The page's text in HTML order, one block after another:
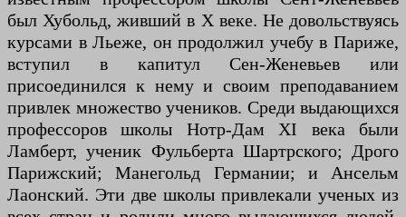
был Хубольд, живший в X веке. Не довольствуясь
курсами в Льеже, он продолжил учебу в Париже,
вступил в капитул Сен-Женевьев или
присоединился к нему и своим преподаванием
привлек множество учеников. Среди выдающихся
профессоров школы Нотр-Дам XI века были
Ламберт, ученик Фульберта Шартрского; Дрого
Парижский; Манегольд Германии; и Ансельм
Лаонский. Эти две школы привлекали ученых из